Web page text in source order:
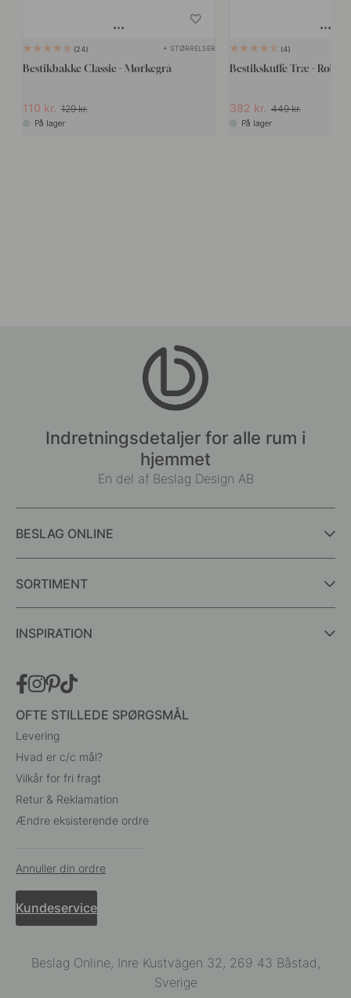
24 + STØRRELSER
Bestikbakke Classic - Mørkegrå
110 kr. 129 kr.
På lager
4
Bestikskuffe Træ - Robur
382 kr. 449 kr.
På lager
Indretningsdetaljer for alle rum i
hjemmet
En del af Beslag Design AB
BESLAG ONLINE
SORTIMENT
INSPIRATION
OFTE STILLEDE SPØRGSMÅL
Levering
Hvad er c/c mål?
Vilkår for fri fragt
Retur & Reklamation
Ændre eksisterende ordre
Annuller din ordre
Kundeservice
Beslag Online, Inre Kustvägen 32, 269 43 Båstad,
Sverige